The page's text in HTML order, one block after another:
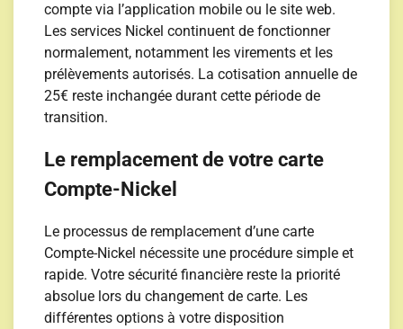
compte via l’application mobile ou le site web.
Les services Nickel continuent de fonctionner
normalement, notamment les virements et les
prélèvements autorisés. La cotisation annuelle de
25€ reste inchangée durant cette période de
transition.
Le remplacement de votre carte
Compte-Nickel
Le processus de remplacement d’une carte
Compte-Nickel nécessite une procédure simple et
rapide. Votre sécurité financière reste la priorité
absolue lors du changement de carte. Les
différentes options à votre disposition